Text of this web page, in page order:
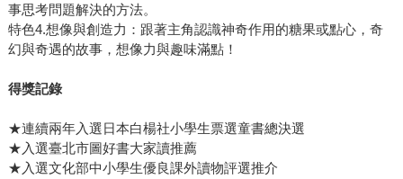
事思考問題解決的方法。
特色4.想像與創造力：跟著主角認識神奇作用的糖果或點心，奇
幻與奇遇的故事，想像力與趣味滿點！
得獎記錄
★連續兩年入選日本白楊社小學生票選童書總決選
★入選臺北市圖好書大家讀推薦
★入選文化部中小學生優良課外讀物評選推介